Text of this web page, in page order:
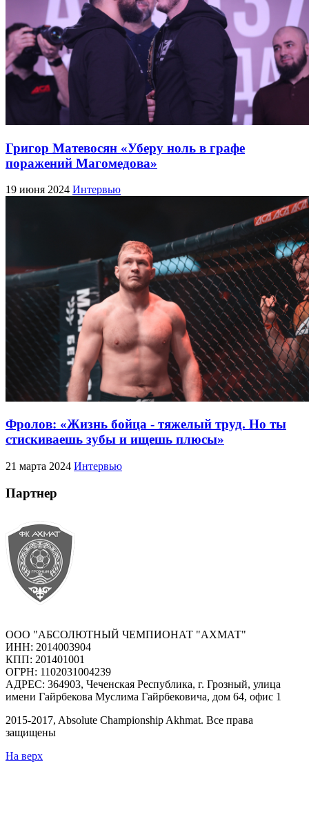
Григор Матевосян «Уберу ноль в графе
поражений Магомедова»
19 июня 2024 Интервью
Фролов: «Жизнь бойца - тяжелый труд. Но ты
стискиваешь зубы и ищешь плюсы»
21 марта 2024 Интервью
Партнер
ООО "АБСОЛЮТНЫЙ ЧЕМПИОНАТ "АХМАТ"
ИНН: 2014003904
КПП: 201401001
ОГРН: 1102031004239
АДРЕС: 364903, Чеченская Республика, г. Грозный, улица
имени Гайрбекова Муслима Гайрбековича, дом 64, офис 1
2015-2017, Absolute Championship Akhmat. Все права
защищены
На верх